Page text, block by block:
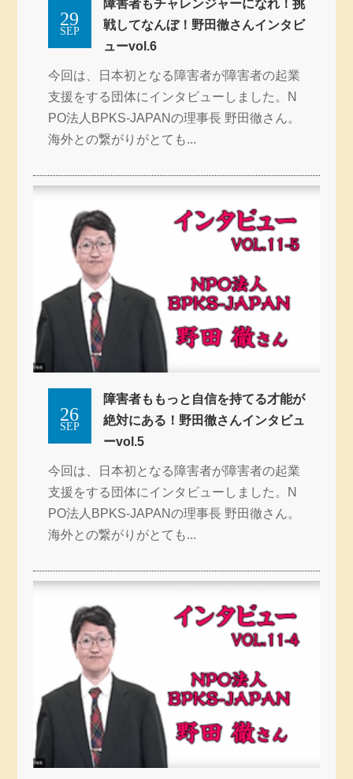
SEP
29
障害者もチャレンジャーになれ！挑
戦してなんぼ！野田徹さんインタビ
ューvol.6
今回は、日本初となる障害者が障害者の起業
支援をする団体にインタビューしました。N
PO法人BPKS-JAPANの理事長 野田徹さん。
海外との繋がりがとても...
SEP
26
障害者ももっと自信を持てる才能が
絶対にある！野田徹さんインタビュ
ーvol.5
今回は、日本初となる障害者が障害者の起業
支援をする団体にインタビューしました。N
PO法人BPKS-JAPANの理事長 野田徹さん。
海外との繋がりがとても...